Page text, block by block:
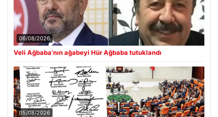
06/08/2026
Veli Ağbaba’nın ağabeyi Hür Ağbaba tutuklandı
05/08/2026